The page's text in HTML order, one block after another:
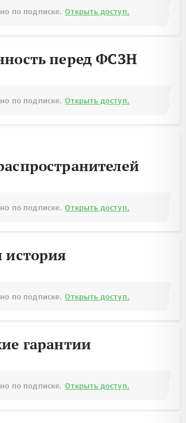
по подписке. Открыть доступ.
перед ФСЗН
по подписке. Открыть доступ.
по подписке. Открыть доступ.
история
по подписке. Открыть доступ.
гарантии
по подписке. Открыть доступ.